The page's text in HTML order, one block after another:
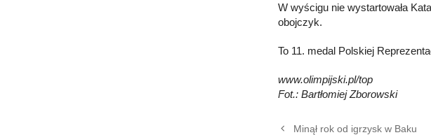
W wyścigu nie wystartowała
obojczyk.
To 11. medal Polskiej
www.olimpijski.pl/top
Fot.: Bartłomiej Zborowski
Minął rok od igrzysk w Baku